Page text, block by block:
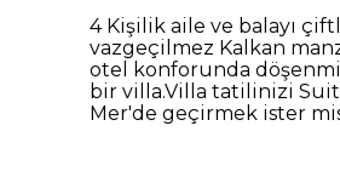
4 Kişilik aile ve balayı
vazgeçilmez Kalkan
otel konforunda
bir villa.Villa tatilinizi
Mer'de geçirmek ister